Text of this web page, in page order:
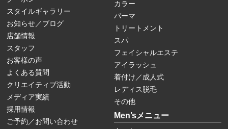
スタイルギャラリー
お知らせ／ブログ
店舗情報
スタッフ
お客様の声
よくある質問
クリエイティブ活動
メディア実績
採用情報
ご予約／お問い合わせ
カラー
パーマ
トリートメント
スパ
フェイシャルエステ
アイラッシュ
着付け／成人式
レディス脱毛
その他
Men’sメニュー